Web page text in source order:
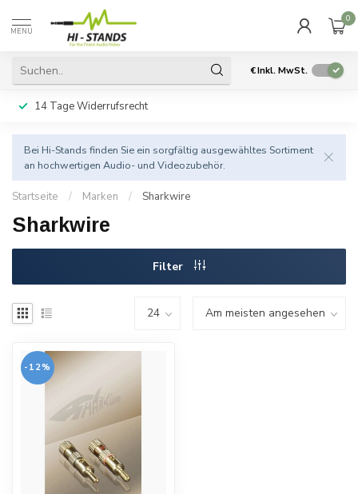
MENU
0
€Inkl. MwSt.
14 Tage Widerrufsrecht
Bei Hi-Stands finden Sie ein sorgfältig ausgewähltes Sortiment
an hochwertigen Audio- und Videozubehör.
Startseite / Marken / Sharkwire
Sharkwire
Filter
-12%